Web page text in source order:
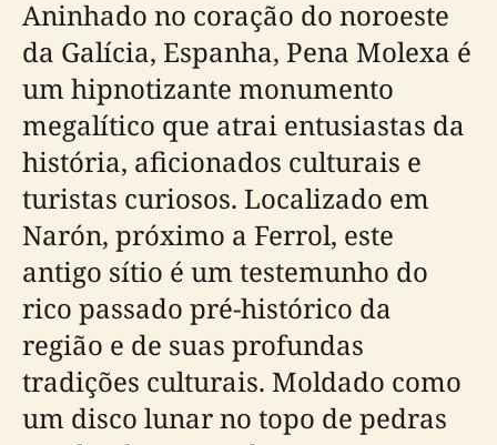
Aninhado no coração do noroeste
da Galícia, Espanha, Pena Molexa é
um hipnotizante monumento
megalítico que atrai entusiastas da
história, aficionados culturais e
turistas curiosos. Localizado em
Narón, próximo a Ferrol, este
antigo sítio é um testemunho do
rico passado pré-histórico da
região e de suas profundas
tradições culturais. Moldado como
um disco lunar no topo de pedras